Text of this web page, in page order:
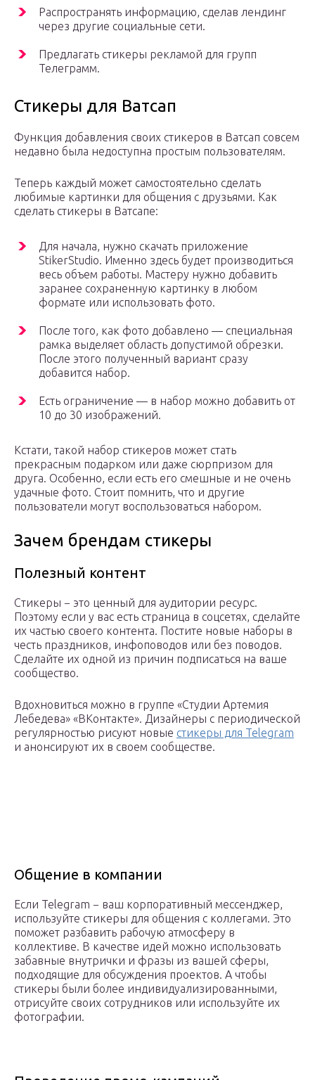
Распространять информацию, сделав лендинг
через другие социальные сети.
Предлагать стикеры рекламой для групп
Телеграмм.
Стикеры для Ватсап
Функция добавления своих стикеров в Ватсап совсем
недавно была недоступна простым пользователям.
Теперь каждый может самостоятельно сделать
любимые картинки для общения с друзьями. Как
сделать стикеры в Ватсапе:
Для начала, нужно скачать приложение
StikerStudio. Именно здесь будет производиться
весь объем работы. Мастеру нужно добавить
заранее сохраненную картинку в любом
формате или использовать фото.
После того, как фото добавлено — специальная
рамка выделяет область допустимой обрезки.
После этого полученный вариант сразу
добавится набор.
Есть ограничение — в набор можно добавить от
10 до 30 изображений.
Кстати, такой набор стикеров может стать
прекрасным подарком или даже сюрпризом для
друга. Особенно, если есть его смешные и не очень
удачные фото. Стоит помнить, что и другие
пользователи могут воспользоваться набором.
Зачем брендам стикеры
Полезный контент
Стикеры − это ценный для аудитории ресурс.
Поэтому если у вас есть страница в соцсетях, сделайте
их частью своего контента. Постите новые наборы в
честь праздников, инфоповодов или без поводов.
Сделайте их одной из причин подписаться на ваше
сообщество.
Вдохновиться можно в группе «Студии Артемия
Лебедева» «ВКонтакте». Дизайнеры с периодической
регулярностью рисуют новые стикеры для Telegram
и анонсируют их в своем сообществе.
Общение в компании
Если Telegram − ваш корпоративный мессенджер,
используйте стикеры для общения с коллегами. Это
поможет разбавить рабочую атмосферу в
коллективе. В качестве идей можно использовать
забавные внутрички и фразы из вашей сферы,
подходящие для обсуждения проектов. А чтобы
стикеры были более индивидуализированными,
отрисуйте своих сотрудников или используйте их
фотографии.